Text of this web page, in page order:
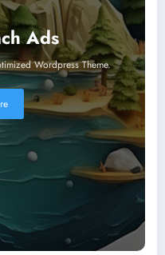
Ads
Wordpress Theme.